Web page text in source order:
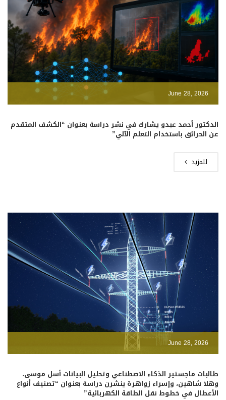
June 28, 2026
الدكتور أحمد عبدو يشارك في نشر دراسة بعنوان “الكشف المتقدم
عن الحرائق باستخدام التعلم الآلي”
للمزيد
June 28, 2026
طالبات ماجستير الذكاء الاصطناعي وتحليل البيانات أسل موسى،
وهلا شاهين، وإسراء زواهرة ينشرن دراسة بعنوان “تصنيف أنواع
الأعطال في خطوط نقل الطاقة الكهربائية”